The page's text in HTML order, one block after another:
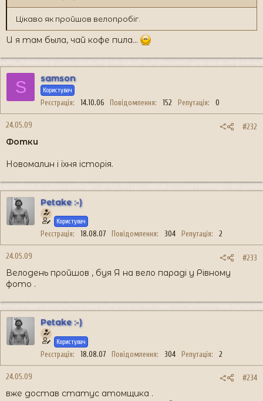
Цікаво як пройшов велопробіг.
И я там была, чай кофе пила...
S samson
Користувач
Реєстрація 14.10.06 Повідомлення 152 Репутація 0
24.05.09 #232
Фотки
Новомалин і їхня історія.
Petake :-)
Користувач
Реєстрація 18.08.07 Повідомлення 304 Репутація 2
24.05.09 #233
Велодень пройшов , буя Я на вело параді у Рівному
фото .
Petake :-)
Користувач
Реєстрація 18.08.07 Повідомлення 304 Репутація 2
24.05.09 #234
вже достав статус атомщика .